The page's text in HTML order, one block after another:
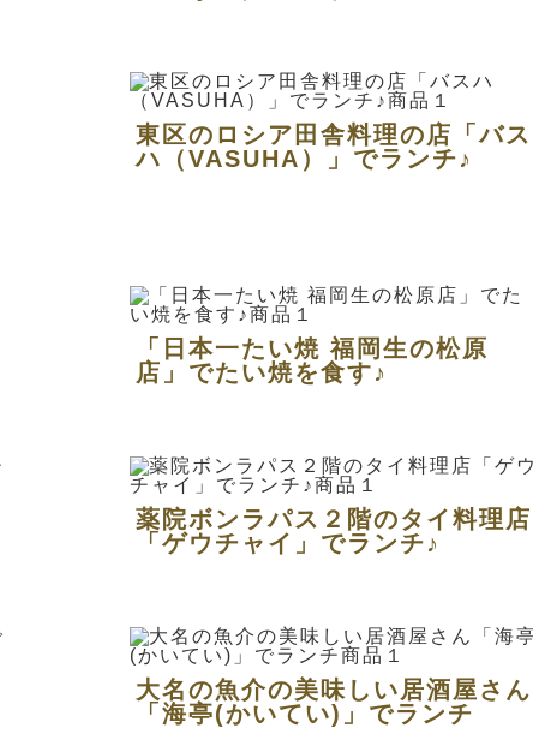
東区のロシア田舎料理の店「バス
ハ（VASUHA）」でランチ♪
「日本一たい焼 福岡生の松原
店」でたい焼を食す♪
薬院ボンラパス２階のタイ料理店
「ゲウチャイ」でランチ♪
大名の魚介の美味しい居酒屋さん
「海亭(かいてい)」でランチ